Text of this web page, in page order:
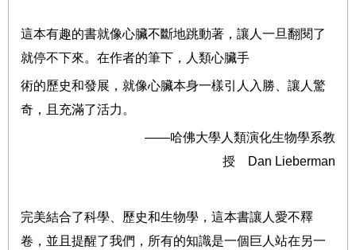
這本有趣的書就像心臟不斷地跳動著，讓人一旦翻閱了
就停不下來。在作者的筆下，人類心臟手
術的歷史和發展，就像心臟本身一樣引人入勝、讓人驚
奇，且充滿了活力。
——哈佛大學人類演化生物學系教
授 Dan Lieberman
完美結合了科學、歷史和生物學，這本書讓人愛不釋
卷，並且提醒了我們，所有的知識是一個巨人站在另一